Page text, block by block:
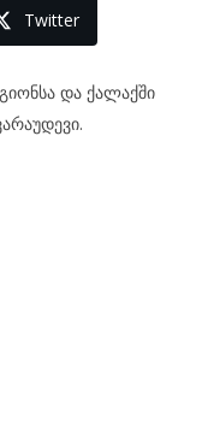
Twitter
და ქალაქში